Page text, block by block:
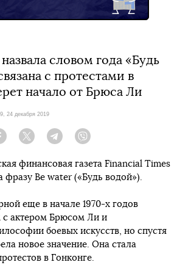
словом года «Будь
с протестами в
начало от Брюса Ли
24 декабря 2019
Facebook Twitter Telegram
финансовая газета Financial Times
фразу Be water («Будь водой»).
еще в начале 1970-х годов
с актером Брюсом Ли и
боевых искусств, но спустя
новое значение. Она стала
в Гонконге.